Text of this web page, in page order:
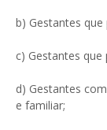
b) Gestantes
c) Gestantes
d) Gestantes
e familiar;